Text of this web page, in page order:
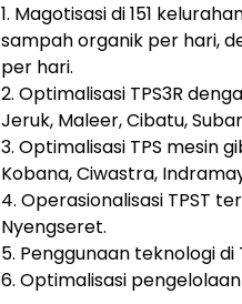
1. Magotisasi di 151
sampah organik per hari,
per hari.
2. Optimalisasi TPS3R
Jeruk, Maleer, Cibatu,
3. Optimalisasi TPS mesin
Kobana, Ciwastra,
4. Operasionalisasi TPST
Nyengseret.
5. Penggunaan teknologi di
6. Optimalisasi